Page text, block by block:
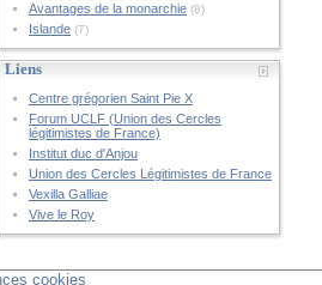
Avantages de la monarchie(8)
Islande(7)
Liens
Centre grégorien Saint Pie X
Forum UCLF (Union des Cercles
légitimistes de France)
Institut duc d'Anjou
Union des Cercles Légitimistes de France
Vexilla Galliae
Vive le Roy
cookies